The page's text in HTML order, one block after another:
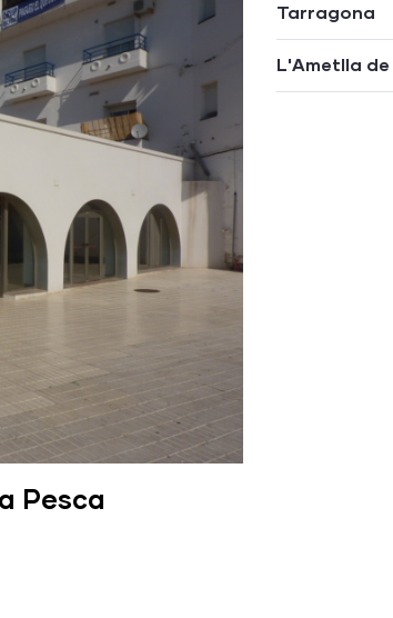
Tarragona
L'Ametlla de
Pesca